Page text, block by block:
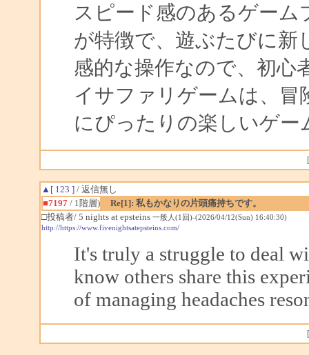
スピード感のあるゲー
が特徴で、遊ぶたびに新
感的な操作なので、初心
イサファリゲームは、
にぴったりの楽しいゲー
▲[ 123 ]/ 返信無し
■7197/ 1階層)
Re[1]: 私もかなりの片頭痛持ちです。
□投稿者/ 5 nights at epsteins 一般人(1回)-(2026/04/12(Sun) 16:40:30)
http://https://www.fivenightsatepsteins.com/
It's truly a struggle to deal
know others share this
of managing headaches